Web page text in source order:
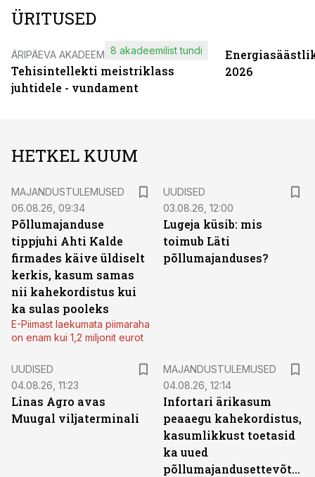
ÜRITUSED
ÄRIPÄEVA AKADEEMIA
Tehisintellekti meistriklass
juhtidele - vundament
8 akadeemilist tundi
2026
HETKEL KUUM
MAJANDUSTULEMUSED
06.08.26, 09:34
Põllumajanduse
tippjuhi Ahti Kalde
firmades käive üldiselt
kerkis, kasum samas
nii kahekordistus kui
ka sulas pooleks
E-Piimast laekumata piimaraha
on enam kui 1,2 miljonit eurot
UUDISED
03.08.26, 12:00
Lugeja küsib: mis
toimub Läti
põllumajanduses?
UUDISED
04.08.26, 11:23
Linas Agro avas
Muugal viljaterminali
MAJANDUSTULEMUSED
04.08.26, 12:14
Infortari ärikasum
peaaegu kahekordistus,
kasumlikkust toetasid
ka uued
põllumajandusettevõtted